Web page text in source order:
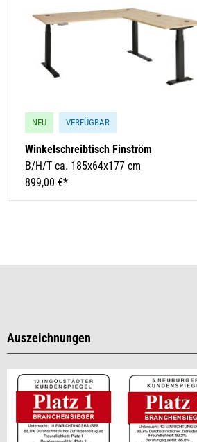
NEU VERFÜGBAR
Winkelschreibtisch Finström
B/H/T ca. 185x64x177 cm
899,00 €*
Auszeichnungen